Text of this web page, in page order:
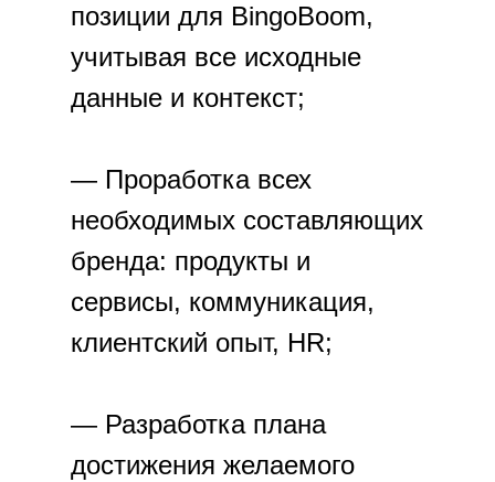
позиции для BingoBoom,
учитывая все исходные
данные и контекст;
— Проработка всех
необходимых составляющих
бренда: продукты и
сервисы, коммуникация,
клиентский опыт, HR;
— Разработка плана
достижения желаемого